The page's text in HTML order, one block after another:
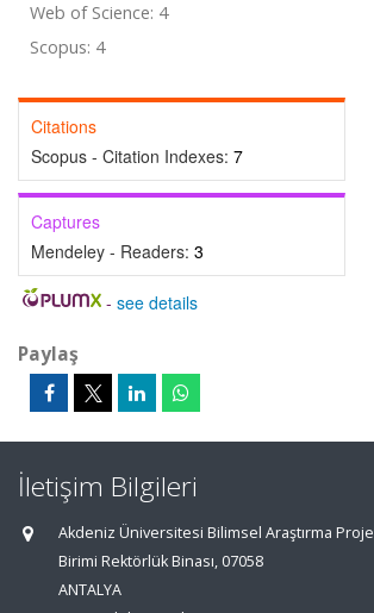
Web of Science: 4
Scopus: 4
Citations
Scopus - Citation Indexes: 7
Captures
Mendeley - Readers: 3
- see details
Paylaş
İletişim Bilgileri
Akdeniz Üniversitesi Bilimsel Araştırma
Birimi Rektörlük Binası, 07058
ANTALYA